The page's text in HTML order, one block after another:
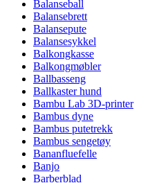
Balanseball
Balansebrett
Balansepute
Balansesykkel
Balkongkasse
Balkongmøbler
Ballbasseng
Ballkaster hund
Bambu Lab 3D-printer
Bambus dyne
Bambus putetrekk
Bambus sengetøy
Bananfluefelle
Banjo
Barberblad